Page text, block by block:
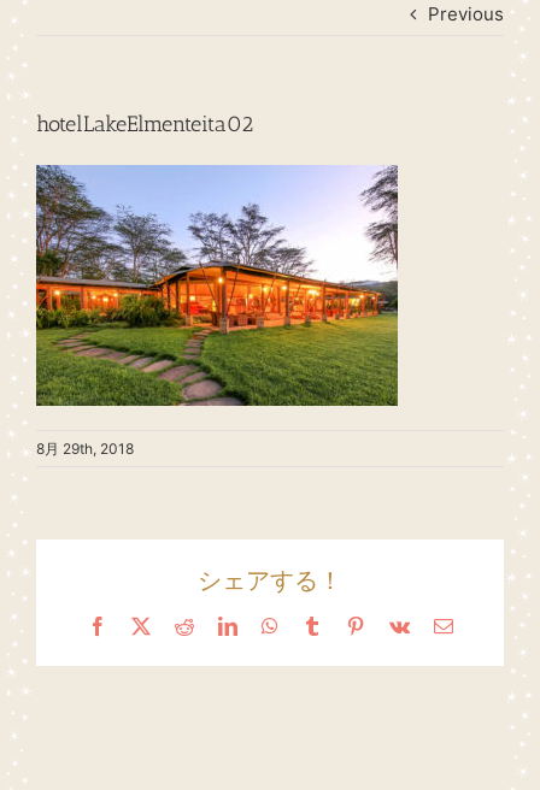
Previous
hotelLakeElmenteita02
8月 29th, 2018
シェアする！
Facebook
X RedditLinkedInWhatsApp
TumblrPinterest
Vk Email